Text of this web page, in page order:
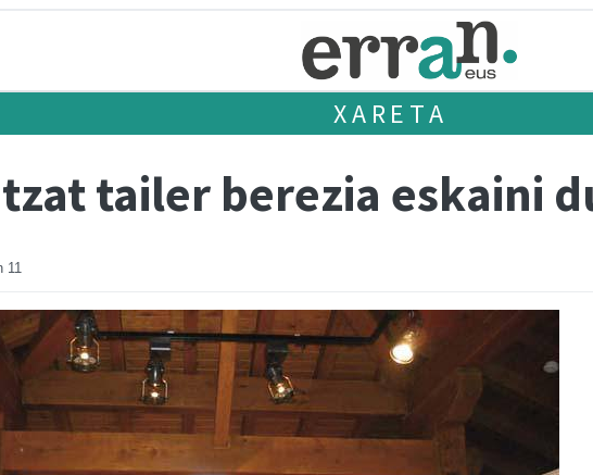
XARETA
tailer berezia eskaini
11